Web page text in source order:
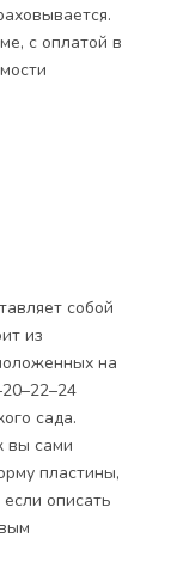
с оплатой в
собой
из
на
сада.
вы сами
пластины,
описать